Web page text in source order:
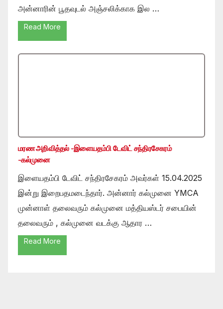
அன்னாரின் பூதவுடல் அஞ்சலிக்காக இல …
Read More
மரண அறிவித்தல் -இளையதம்பி டேவிட் சந்திரசேகரம்
-கல்முனை
இளையதம்பி டேவிட் சந்திரசேகரம் அவர்கள் 15.04.2025
இன்று இறைபதமடைந்தார். அன்னார் கல்முனை YMCA
முன்னாள் தலைவரும் கல்முனை மத்தியஸ்டர் சபையின்
தலைவரும் , கல்முனை வடக்கு ஆதார …
Read More